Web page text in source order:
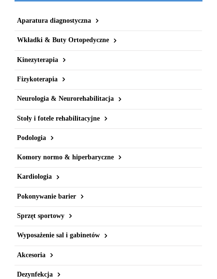
Aparatura diagnostyczna
Wkładki & Buty Ortopedyczne
Kinezyterapia
Fizykoterapia
Neurologia & Neurorehabilitacja
Stoły i fotele rehabilitacyjne
Podologia
Komory normo & hiperbaryczne
Kardiologia
Pokonywanie barier
Sprzęt sportowy
Wyposażenie sal i gabinetów
Akcesoria
Dezynfekcja